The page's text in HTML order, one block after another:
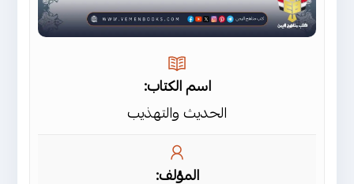
اسم الكتاب:
الحديث والتهذيب
المؤلف: